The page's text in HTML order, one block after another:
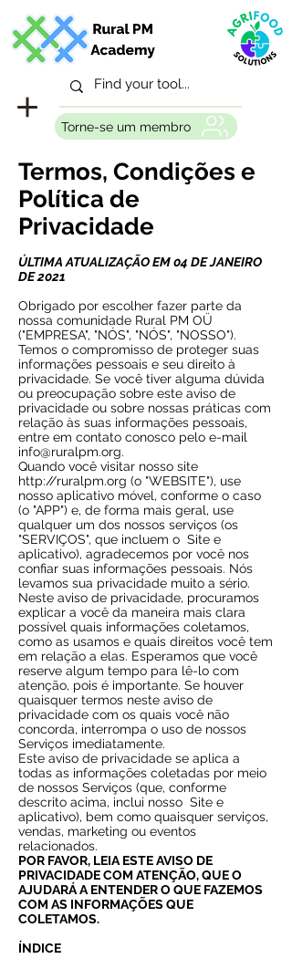
Torne-se um membro
Termos, Condições e
Política de
Privacidade
ÚLTIMA ATUALIZAÇÃO EM 04 DE JANEIRO
DE 2021
Obrigado por escolher fazer parte da
nossa comunidade Rural PM OÜ
("EMPRESA", "NÓS", "NÓS", "NOSSO").
Temos o compromisso de proteger suas
informações pessoais e seu direito à
privacidade. Se você tiver alguma dúvida
ou preocupação sobre este aviso de
privacidade ou sobre nossas práticas com
relação às suas informações pessoais,
entre em contato conosco pelo e-mail
info@ruralpm.org.
Quando você visitar nosso site
http://ruralpm.org (o "WEBSITE"), use
nosso aplicativo móvel, conforme o caso
(o "APP") e, de forma mais geral, use
qualquer um dos nossos serviços (os
"SERVIÇOS", que incluem o Site e
aplicativo), agradecemos por você nos
confiar suas informações pessoais. Nós
levamos sua privacidade muito a sério.
Neste aviso de privacidade, procuramos
explicar a você da maneira mais clara
possível quais informações coletamos,
como as usamos e quais direitos você tem
em relação a elas. Esperamos que você
reserve algum tempo para lê-lo com
atenção, pois é importante. Se houver
quaisquer termos neste aviso de
privacidade com os quais você não
concorda, interrompa o uso de nossos
Serviços imediatamente.
Este aviso de privacidade se aplica a
todas as informações coletadas por meio
de nossos Serviços (que, conforme
descrito acima, inclui nosso Site e
aplicativo), bem como quaisquer serviços,
vendas, marketing ou eventos
relacionados.
POR FAVOR, LEIA ESTE AVISO DE
PRIVACIDADE COM ATENÇÃO, QUE O
AJUDARÁ A ENTENDER O QUE FAZEMOS
COM AS INFORMAÇÕES QUE
COLETAMOS.
ÍNDICE